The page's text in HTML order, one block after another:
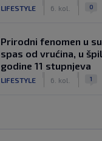
LIFESTYLE 6. kol. 0
Prirodni fenomen u
spas od vrućina, u
godine 11 stupnjeva
LIFESTYLE 6. kol. 1